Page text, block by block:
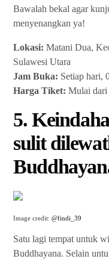
Bawalah bekal agar
menyenangkan ya!
Lokasi: Matani Dua,
Sulawesi Utara
Jam Buka: Setiap hari,
Harga Tiket: Mulai
5.
sulit
Image credit: @findi_39
Satu lagi tempat untuk
Buddhayana. Selain